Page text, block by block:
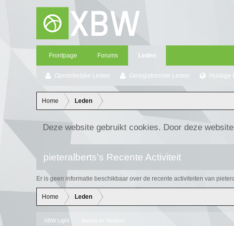
Frontpage Forums Leden
Opmerkelijke Leden Geregistreerde Leden Huidige
Home Leden
Deze website gebruikt cookies. Door deze
pieteralberts's Recente Activiteit
Er is geen informatie beschikbaar over de recente activiteiten van
Home Leden
XBW Light based on Xenforo